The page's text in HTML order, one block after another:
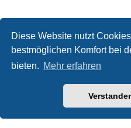
Diese Website nutzt
bestmöglichen Komfort bei
bieten. Mehr erfahren